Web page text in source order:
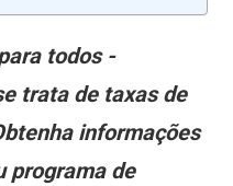
todos -
trata de taxas de
informações
programa de